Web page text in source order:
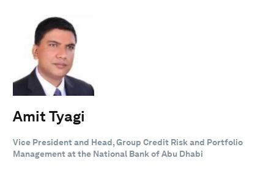
Amit Tyagi
Vice President and Head, Group Credit Risk and Portfolio
Management at the National Bank of Abu Dhabi